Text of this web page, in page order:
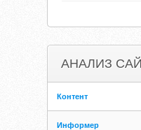
АНАЛИЗ
Контент
Информер